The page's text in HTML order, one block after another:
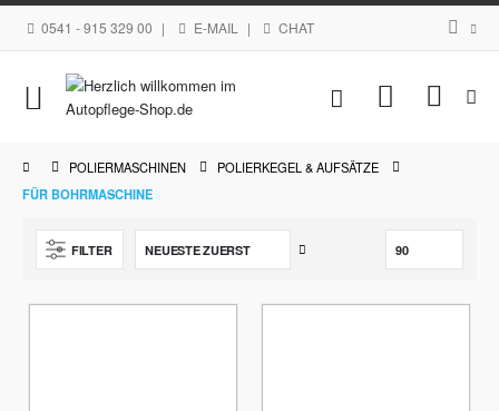
0541 - 915 329 00 | E-MAIL | CHAT
Navigation
umschalten
Mein
POLIERMASCHINEN
POLIERKEGEL & AUFSÄTZE
FÜR BOHRMASCHINE
FILTER